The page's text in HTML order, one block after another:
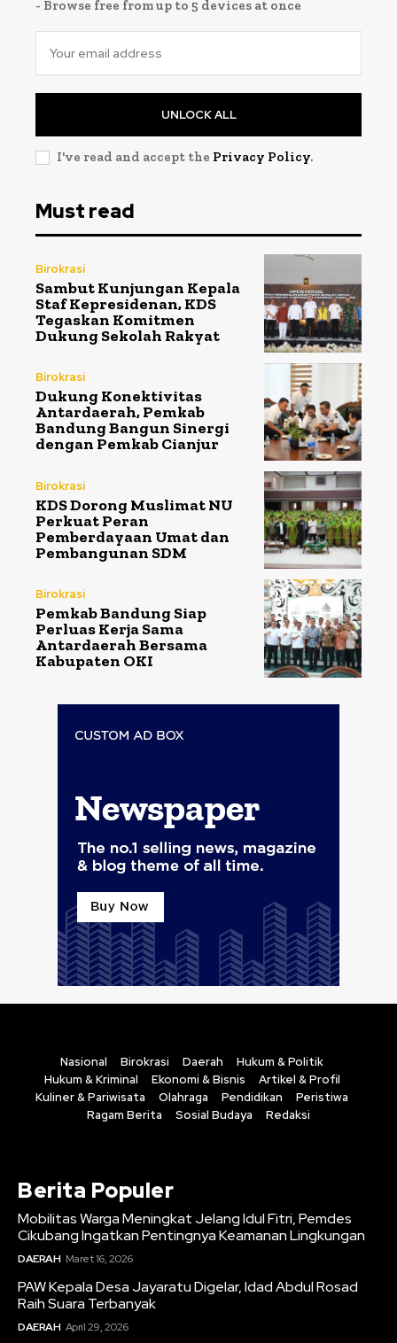
- Browse free from up to 5 devices at once
UNLOCK ALL
I've read and accept the Privacy Policy.
Must read
Birokrasi
Sambut Kunjungan Kepala
Staf Kepresidenan, KDS
Tegaskan Komitmen
Dukung Sekolah Rakyat
Birokrasi
Dukung Konektivitas
Antardaerah, Pemkab
Bandung Bangun Sinergi
dengan Pemkab Cianjur
Birokrasi
KDS Dorong Muslimat NU
Perkuat Peran
Pemberdayaan Umat dan
Pembangunan SDM
Birokrasi
Pemkab Bandung Siap
Perluas Kerja Sama
Antardaerah Bersama
Kabupaten OKI
Nasional Birokrasi Daerah
Hukum & Politik
Hukum & Kriminal
Ekonomi & Bisnis
Artikel & Profil
Kuliner & Pariwisata
Olahraga Pendidikan
Peristiwa
Ragam Berita
Sosial Budaya Redaksi
Berita Populer
Mobilitas Warga Meningkat Jelang Idul Fitri, Pemdes
Cikubang Ingatkan Pentingnya Keamanan Lingkungan
DAERAH Maret 16, 2026
PAW Kepala Desa Jayaratu Digelar, Idad Abdul Rosad
Raih Suara Terbanyak
DAERAH April 29, 2026